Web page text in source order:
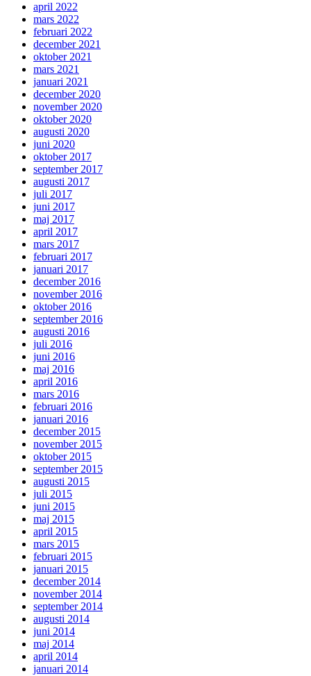
april 2022
mars 2022
februari 2022
december 2021
oktober 2021
mars 2021
januari 2021
december 2020
november 2020
oktober 2020
augusti 2020
juni 2020
oktober 2017
september 2017
augusti 2017
juli 2017
juni 2017
maj 2017
april 2017
mars 2017
februari 2017
januari 2017
december 2016
november 2016
oktober 2016
september 2016
augusti 2016
juli 2016
juni 2016
maj 2016
april 2016
mars 2016
februari 2016
januari 2016
december 2015
november 2015
oktober 2015
september 2015
augusti 2015
juli 2015
juni 2015
maj 2015
april 2015
mars 2015
februari 2015
januari 2015
december 2014
november 2014
september 2014
augusti 2014
juni 2014
maj 2014
april 2014
januari 2014